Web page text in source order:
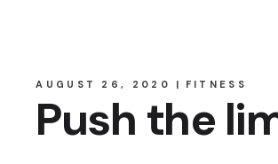
AUGUST 26, 2020 FITNESS
Push the